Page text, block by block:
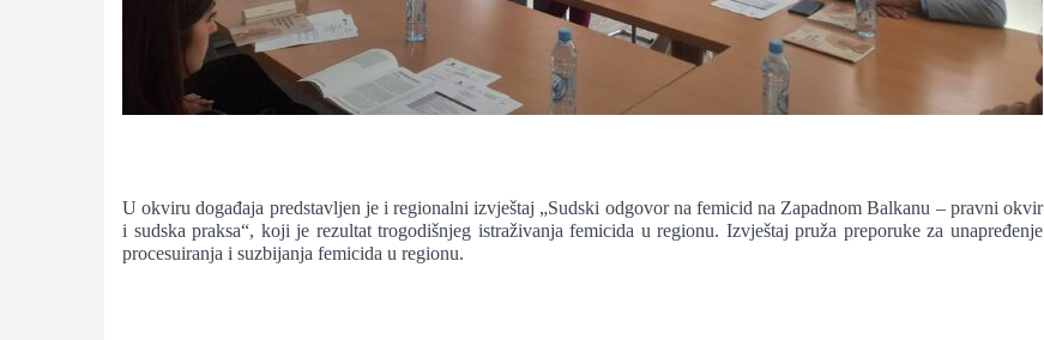
U okviru događaja predstavljen je i regionalni izvještaj „Sudski odgovor na femicid na Zapadnom Balkanu – pravni okvir
i sudska praksa“, koji je rezultat trogodišnjeg istraživanja femicida u regionu. Izvještaj pruža preporuke za unapređenje
procesuiranja i suzbijanja femicida u regionu.